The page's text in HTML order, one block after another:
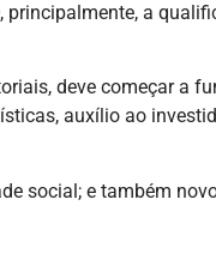
principalmente, a
deve começar a
auxílio ao
social; e também